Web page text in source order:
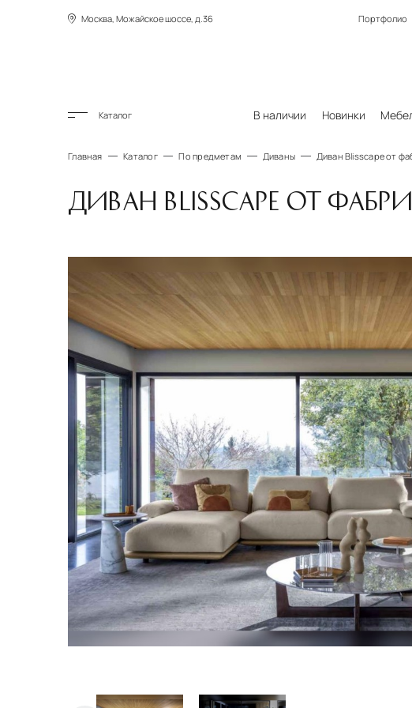
Москва, Можайское шоссе, д.36 Портфолио
Каталог В наличии Новинки
Главная Каталог По предметам Диваны Диван Blisscape от
ДИВАН BLISSCAPE ОТ